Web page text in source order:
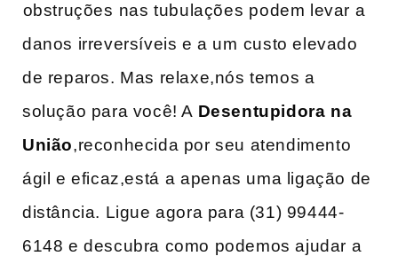
⁣obstruções⁢ nas tubulações ⁣podem levar a
danos irreversíveis e‌ a um ⁢custo elevado
de reparos. Mas relaxe,nós temos a
solução para você! A Desentupidora na
União,reconhecida por seu atendimento⁣
ágil e eficaz,está⁤ a apenas uma ligação de
distância. ‌Ligue agora para (31) 99444-
6148 e descubra como podemos ajudar a